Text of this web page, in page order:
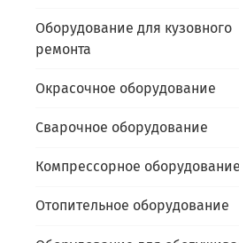
Оборудование для кузовного
ремонта
Окрасочное оборудование
Сварочное оборудование
Компрессорное оборудование
Отопительное оборудование